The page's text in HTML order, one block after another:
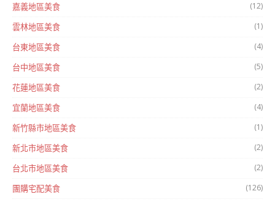
嘉義地區美食 (12)
雲林地區美食 (1)
台東地區美食 (4)
台中地區美食 (5)
花蓮地區美食 (2)
宜蘭地區美食 (4)
新竹縣市地區美食 (1)
新北市地區美食 (2)
台北市地區美食 (2)
團購宅配美食 (126)